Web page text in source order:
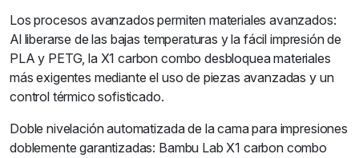
Los procesos avanzados permiten materiales avanzados:
Al liberarse de las bajas temperaturas y la fácil impresión de
PLA y PETG, la X1 carbon combo desbloquea materiales
más exigentes mediante el uso de piezas avanzadas y un
control térmico sofisticado.
Doble nivelación automatizada de la cama para impresiones
doblemente garantizadas: Bambu Lab X1 carbon combo